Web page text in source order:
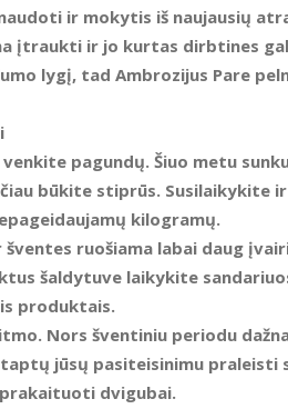
ir mokytis iš naujausių
įtraukti ir jo kurtas dirbtines
lygį, tad Ambrozijus Pare
venkite pagundų. Šiuo metu
būkite stiprūs. Susilaikykite
kilogramų.
šventes ruošiama labai daug
šaldytuve laikykite
produktais.
Nors šventiniu periodu
jūsų pasiteisinimu praleisti
dvigubai.